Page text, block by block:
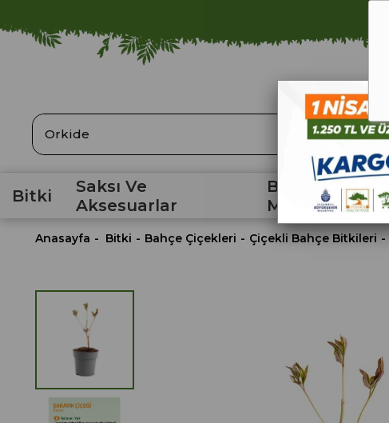
ARA
Bitki
Saksı Ve
Aksesuarlar
Bahçe
Malzemeleri
Anasayfa Bitki Bahçe Çiçekleri Çiçekli Bahçe Bitkileri